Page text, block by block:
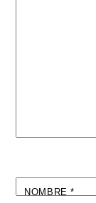
NOMBRE*